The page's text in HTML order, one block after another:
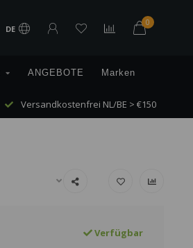
DE
0
ANGEBOTE Marken
Versandkostenfrei NL/BE > €150
Verfügbar